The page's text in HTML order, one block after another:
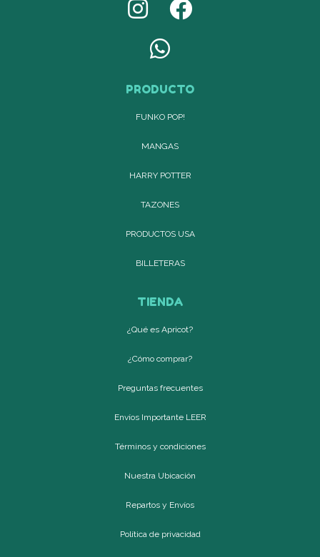
PRODUCTO
FUNKO POP!
MANGAS
HARRY POTTER
TAZONES
PRODUCTOS USA
BILLETERAS
TIENDA
¿Qué es Apricot?
¿Cómo comprar?
Preguntas frecuentes
Envíos Importante LEER
Términos y condiciones
Nuestra Ubicación
Repartos y Envíos
Política de privacidad